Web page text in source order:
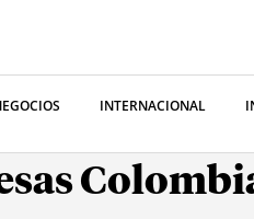
INTERNACIONAL